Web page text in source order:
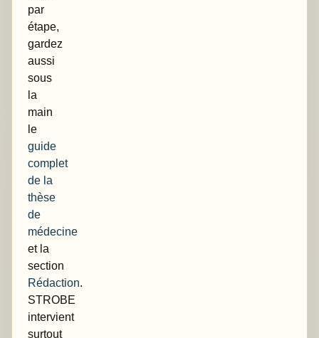
par
étape,
gardez
aussi
sous
la
main
le
guide
complet
de la
thèse
de
médecine
et la
section
Rédaction.
STROBE
intervient
surtout